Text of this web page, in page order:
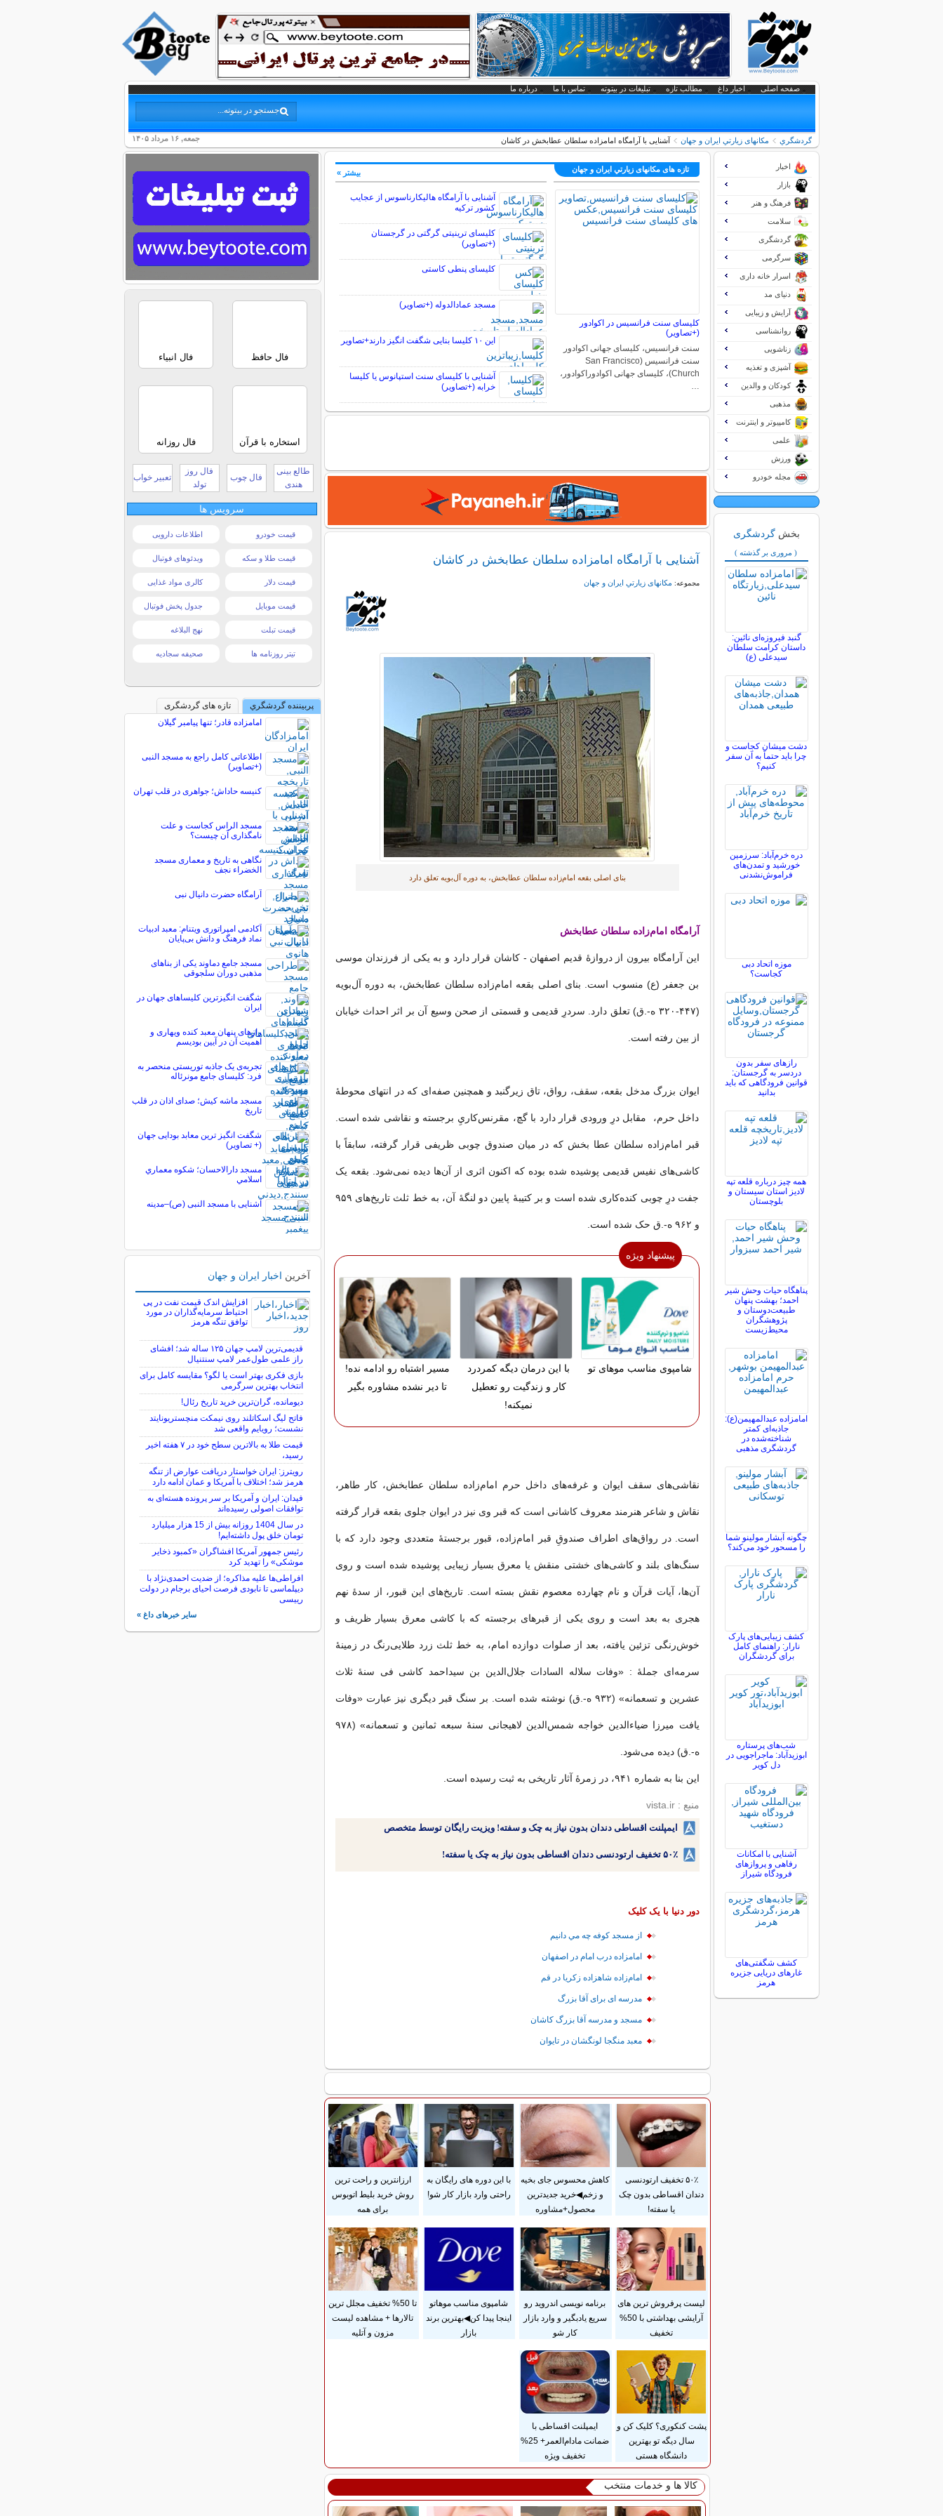
صفحه اصلی اخبار داغ مطالب تازه تبلیغات در بیتوته تماس با ما درباره ما
جمعه, ۱۶ مرداد ۱۴۰۵ گردشگري مکانهای زيارتي ايران و جهان آشنایی با آرامگاه امامزاده سلطان عطابخش در کاشان
تازه های مکانهای زيارتي ايران و جهان
کلیسای سنت فرانسیس در اکوادور
(+تصاویر)
سنت فرانسیس، کلیسای جهانی اکوادور
سنت فرانسیس (San Francisco
Church)، کلیسای جهانی اکوادوراکوادور،
…
آشنایی با آرامگاه هالیکارناسوس از عجایب
کشور ترکیه
کلیسای ترینیتی گرگتی در گرجستان
(+تصاویر)
کلیسای پنطی کاستی
مسجد عمادالدوله (+تصاویر)
این ۱۰ کلیسا بنایی شگفت انگیز دارند+تصاویر
آشنایی با کلیسای سنت استپانوس یا کلیسا
خرابه (+تصاویر)
بیشتر »
آشنایی با آرامگاه امامزاده سلطان عطابخش در کاشان
مجموعه: مکانهای زيارتي ايران و جهان
بناى اصلى بقعه امام‌زاده سلطان عطابخش، به دوره آل‌بويه تعلق دارد
آرامگاه امام‌زاده سلطان عطابخش
اين آرامگاه بيرون از دروازهٔ قديم اصفهان - کاشان قرار دارد و به يکى از فرزندان موسى
بن جعفر (ع) منسوب است. بناى اصلى بقعه امام‌زاده سلطان عطابخش، به دوره آل‌بويه
(۴۴۷-۳۲۰ ه-.ق) تعلق دارد. سردرِ قديمى و قسمتى از صحن وسيع آن بر اثر احداث خيابان
از بين رفته است.
ايوان بزرگ مدخل بقعه، سقف، رواق، تاق زيرگنبد و همچنين صفه‌اى که در انتهاى محوطهٔ
داخل حرم، ‌ مقابل درِ ورودى قرار دارد با گچ، مقرنس‌کاريِ برجسته و نقاشى شده است.
قبر امام‌زاده سلطان عطا بخش که در ميان صندوق چوبى ظريفى قرار گرفته، سابقاً با
کاشى‌هاى نفيس قديمى پوشيده شده بوده که اکنون اثرى از آن‌ها ديده نمى‌شود. بقعه يک
جفت درِ چوبى کنده‌کارى شده است و بر کتيبهٔ پايين دو لنگهٔ آن، به خط ثلث تاريخ‌هاى ۹۵۹
و ۹۶۲ ه-.ق حک شده است.
پیشنهاد ویژه
شامپوی مناسب موهای تو
با این درمان دیگه کمردرد
کار و زندگیت رو تعطیل
نمیکنه!
مسیر اشتباه رو ادامه نده!
تا دیر نشده مشاوره بگیر
نقاشى‌هاى سقف ايوان و غرفه‌هاى داخل حرم امام‌زاده سلطان عطابخش، کار طاهر،
نقاش و شاعر هنرمند معروف کاشانى است که قبر وى نيز در ايوان جلوى بقعه قرار گرفته
است. در رواق‌‌هاى اطراف صندوقِ قبر امام‌زاده، قبور برجستهٔ متعددى وجود دارد که با
سنگ‌هاى بلند و کاشى‌هاى خشتى منقش يا معرق بسيار زيبايى پوشيده شده است و روى
آن‌ها، آيات قرآن و نام چهارده معصوم نقش بسته است. تاريخ‌هاى اين قبور، از سدهٔ نهم
هجرى به بعد است و روى يکى از قبرهاى برجسته که با کاشى معرق بسيار ظريف و
خوش‌رنگى تزئين يافته، بعد از صلوات دوازده امام، به خط ثلث زرد طلايى‌رنگ در زمينهٔ
سرمه‌اى جملهٔ : «وفات سلاله السادات جلال‌الدين بن سيداحمد کاشى فى سنهٔ ثلاث
عشرين و تسعمانه» (۹۳۲ ه-.ق) نوشته شده است. بر سنگ قبر ديگرى نيز عبارت «وفات
يافت ميرزا ضياءالدين خواجه شمس‌الدين لاهيجانى سنهٔ سبعه ثمانين و تسعمانه» (۹۷۸
ه-.ق) ديده مى‌شود.
اين بنا به شماره ۹۴۱، در زمرهٔ آثار تاريخى به ثبت رسيده است.
منبع : vista.ir
ایمپلنت اقساطی دندان بدون نیاز به چک و سفته! ویزیت رایگان توسط متخصص
۵۰٪ تخفیف ارتودنسی دندان اقساطی بدون نیاز به چک یا سفته!
دور دنیا با یک کلیک
از مسجد کوفه چه مي دانيم
امامزاده درب امام در اصفهان
امام‌زاده شاهزاده زكريا در قم
مدرسه ای برای آقا بزرگ
مسجد و مدرسه آقا بزرگ کاشان
معبد منگجا لونگشان در تایوان
۵۰٪ تخفیف ارتودنسی
دندان اقساطی بدون چک
یا سفته!
کاهش محسوس جای بخیه
و زخم◀خرید جدیدترین
محصول+مشاوره
با این دوره های رایگان به
راحتی وارد بازار کار شو!
ارزانترین و راحت ترین
روش خرید بلیط اتوبوس
برای همه
لیست پرفروش ترین های
آرایشی بهداشتی با 50%
تخفیف
برنامه نویسی اندروید رو
سریع یادبگیر و وارد بازار
کار شو
شامپوی مناسب موهاتو
اینجا پیدا کن◀بهترین برند
بازار
تا 50% تخفیف مجلل ترین
تالارها + مشاهده لیست
مزون و آتلیه
پشت کنکوری؟ کلیک کن و
سال دیگه تو بهترین
دانشگاه هستی
ایمپلنت اقساطی با
ضمانت مادام‌العمر+ 25%
تخفیف ویژه
کالا ها و خدمات منتخب
اخبار
بازار
فرهنگ و هنر
سلامت
گردشگری
سرگرمی
اسرار خانه داری
دنیای مد
آرایش و زیبایی
روانشناسی
زناشویی
آشپزی و تغذیه
کودکان و والدین
مذهبی
کامپیوتر و اینترنت
علمی
ورزش
مجله خودرو
بخش گردشگری
( مروری بر گذشته )
گنبد فیروزه‌ای نائین:
داستان کرامت سلطان
سیدعلی (ع)
دشت میشان کجاست و
چرا باید حتماً به آن سفر
کنیم؟
دره خرم‌آباد: سرزمین
خورشید و تمدن‌های
فراموش‌نشدنی
موزه اتحاد دبی
کجاست؟
رازهای سفر بدون
دردسر به گرجستان:
قوانین فرودگاهی که باید
بدانید
همه چیز درباره قلعه تپه
لادیز استان سیستان و
بلوچستان
پناهگاه حیات وحش شیر
احمد؛ بهشت پنهان
طبیعت‌دوستان و
پژوهشگران
محیط‌زیست
امامزاده عبدالمهیمن(ع):
جاذبه‌ای کمتر
شناخته‌شده در
گردشگری مذهبی
چگونه آبشار مولینو شما
را مسحور خود می‌کند؟
کشف زیبایی‌های پارک
نارار: راهنمای کامل
برای گردشگران
شب‌های پرستاره
ابوزیدآباد: ماجراجویی در
دل کویر
آشنایی با امکانات
رفاهی و پروازهای
فرودگاه شیراز
کشف شگفتی‌های
غارهای دریایی جزیره
هرمز
فال حافظ فال انبیاء
استخاره با قرآن فال روزانه
طالع بینی
هندی
فال چوب
فال روز
تولد
تعبیر خواب
سرویس ها
قیمت خودرو اطلاعات دارویی
قیمت طلا و سکه ویدئوهای فوتبال
قیمت دلار کالری مواد غذایی
قیمت موبایل جدول پخش فوتبال
قیمت تبلت نهج البلاغه
تیتر روزنامه ها صحیفه سجادیه
پربیننده گردشگري
تازه های گردشگری
امامزاده قادر؛ تنها پیامبر گیلان
اطلاعاتی کامل راجع به مسجد النبی
(+تصاویر)
کنیسه حاداش؛ جواهری در قلب تهران
مسجد الراس کجاست و علت
نامگذاری آن چیست؟
نگاهی به تاریخ و معماری مسجد
الخضراء نجف
آرامگاه حضرت دانیال نبی
آکادمی امپراتوری ویتنام: معبد ادبیات
نماد فرهنگ و دانش بی‌پایان
مسجد جامع دماوند یکی از بناهای
مذهبی دوران سلجوقی
شگفت انگیزترین کلیساهای جهان در
ایران
رازهای پنهان معبد کنده ویهاری و
اهمیت آن در آیین بودیسم
تجربه‌ی یک جاذبه توریستی منحصر به
فرد: کلیسای جامع مونرئاله
مسجد ماشه کیش؛ صدای اذان در قلب
تاریخ
شگفت انگیز ترین معابد بودایی جهان
(+ تصاویر)
مسجد دارالاحسان؛ شکوه معماري
اسلامي
آشنایی با مسجد النبى (ص)–مدینه
آخرین اخبار ایران و جهان
افزایش اندک قیمت نفت در پی
احتیاط سرمایه‌گذاران در مورد
توافق تنگه هرمز
قدیمی‌ترین لامپ جهان ۱۲۵ ساله شد؛ افشای
راز علمی طول‌عمر لامپ سنتنیال
بازی فکری بهتر است یا لگو؟ مقایسه کامل برای
انتخاب بهترین سرگرمی
دیومانده، گران‌ترین خرید تاریخ رئال!
فاتح لیگ اسکاتلند روی نیمکت منچستریونایتد
نشست؛ رویایم واقعی شد
قیمت طلا به بالاترین سطح خود در ۷ هفته اخیر
رسید،
رویترز: ایران خواستار دریافت عوارض از تنگه
هرمز شد؛ اختلاف با آمریکا و عمان ادامه دارد
فیدان: ایران و آمریکا بر سر پرونده هسته‌ای به
توافقات اصولی رسیده‌اند
در سال 1404 روزانه بیش از 15 هزار میلیارد
تومان خلق پول داشته‌ایم!
رئیس جمهور آمریکا افشاگران «کمبود ذخایر
موشکی» را تهدید کرد
افراطی‌ها علیه مذاکره؛ از ضدیت احمدی‌نژاد با
دیپلماسی تا نابودی فرصت احیای برجام در دولت
رییسی
سایر خبرهای داغ »